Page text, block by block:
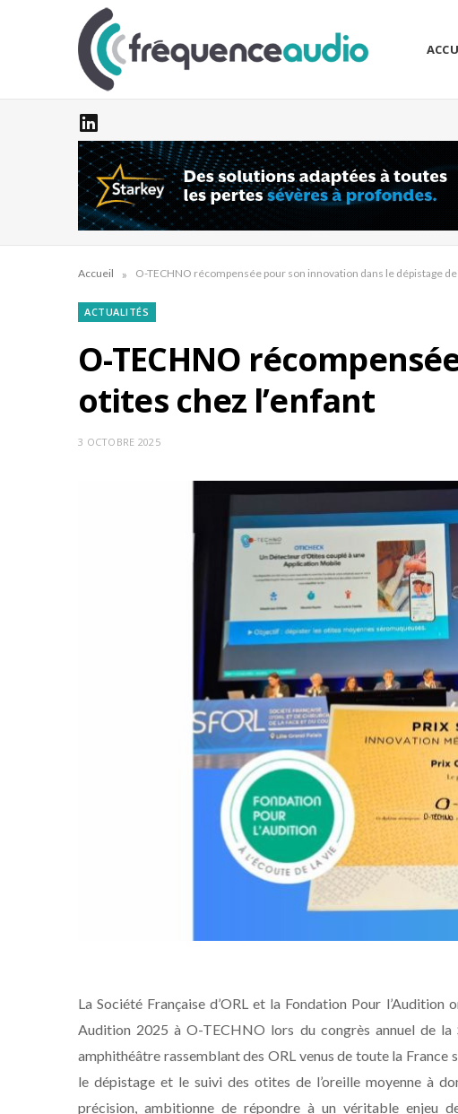
Accueil » O-TECHNO récompensée pour son innovation dans le dépistage
ACTUALITÉS
O-TECHNO
otites chez l’enfant
3 OCTOBRE 2025
La Société Française d’ORL et la Fondation Pour
Audition 2025 à O-TECHNO lors du congrès annuel de la
amphithéâtre rassemblant des ORL venus de toute la
le dépistage et le suivi des otites de l’oreille moyenne à
précision, ambitionne de répondre à un véritable enjeu